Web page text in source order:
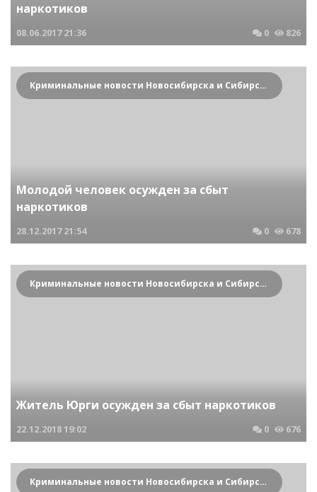
наркотиков
08.06.2017 21:36 0 826
Криминальные новости Новосибирска и Сибирского региона
Молодой человек осужден за сбыт
наркотиков
28.12.2017 21:54 0 678
Криминальные новости Новосибирска и Сибирского региона
Житель Юрги осужден за сбыт наркотиков
22.12.201819:02 0 676
Криминальные новости Новосибирска и Сибирского региона